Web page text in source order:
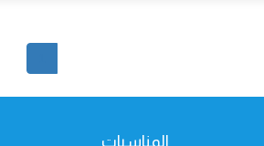
المناسبات